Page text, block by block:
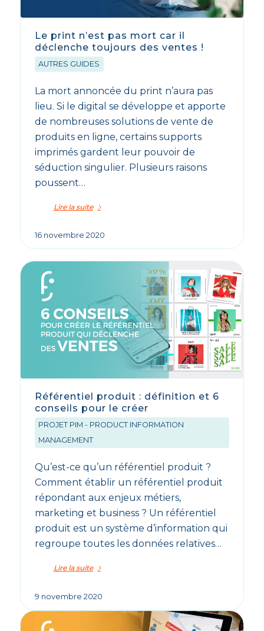
Le print n’est pas mort car il
déclenche toujours des ventes !
AUTRES GUIDES
La mort annoncée du print n’aura pas
lieu. Si le digital se développe et apporte
de nombreuses solutions de vente de
produits en ligne, certains supports
imprimés gardent leur pouvoir de
séduction singulier. Plusieurs raisons
poussent…
Lire la suite
16 novembre 2020
Référentiel produit : définition et 6
conseils pour le créer
PROJET PIM - PRODUCT INFORMATION
MANAGEMENT
Qu’est-ce qu’un référentiel produit ?
Comment établir un référentiel produit
répondant aux enjeux métiers,
marketing et business ? Un référentiel
produit est un système d’information qui
regroupe toutes les données relatives…
Lire la suite
9 novembre 2020